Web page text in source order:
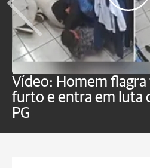
Vídeo: Homem
furto e entra em luta
PG